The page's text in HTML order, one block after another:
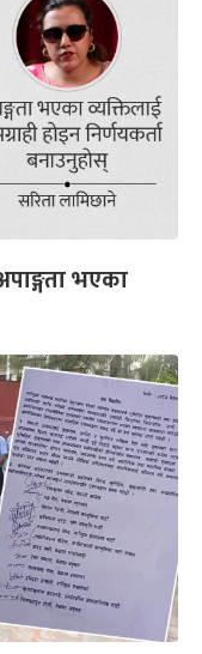
भएका